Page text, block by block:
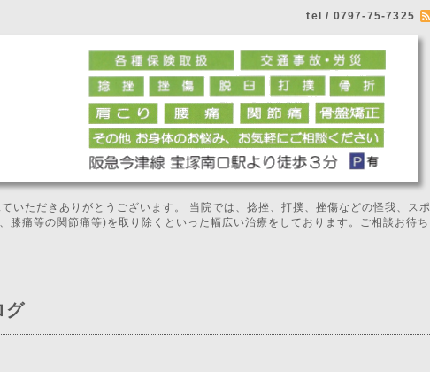
tel / 0797-75-7325
ただきありがとうございます。 当院では、捻挫、打撲、挫傷などの怪我、スポ
痛等の関節痛等)を取り除くといった幅広い治療をしております。ご相談お待ち
グ